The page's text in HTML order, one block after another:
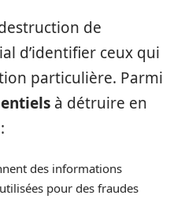
de
d’identifier ceux qui
particulière. Parmi
à détruire en
des informations
pour des fraudes